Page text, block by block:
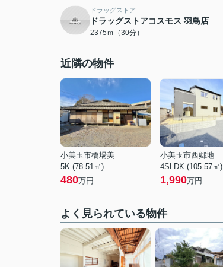
ドラッグストア
ドラッグストアコスモス 羽鳥店
2375ｍ（30分）
近隣の物件
小美玉市橋場美
5K (78.51㎡)
480万円
小美玉市西郷地
4SLDK (105.57㎡)
1,990万円
よく見られている物件